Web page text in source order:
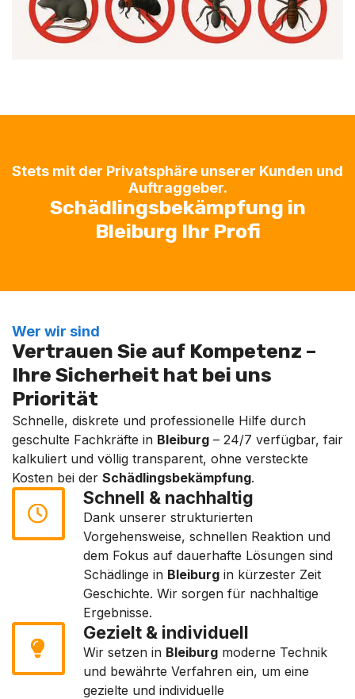
Stets mit der Privatsphäre unserer Kunden und
Auftraggeber.
Schädlingsbekämpfung in
Bleiburg Ihr Profi
Wer wir sind
Vertrauen Sie auf Kompetenz –
Ihre Sicherheit hat bei uns
Priorität
Schnelle, diskrete und professionelle Hilfe durch
geschulte Fachkräfte in Bleiburg – 24/7 verfügbar, fair
kalkuliert und völlig transparent, ohne versteckte
Kosten bei der Schädlingsbekämpfung.
Schnell & nachhaltig
Dank unserer strukturierten
Vorgehensweise, schnellen Reaktion und
dem Fokus auf dauerhafte Lösungen sind
Schädlinge in Bleiburg in kürzester Zeit
Geschichte. Wir sorgen für nachhaltige
Ergebnisse.
Gezielt & individuell
Wir setzen in Bleiburg moderne Technik
und bewährte Verfahren ein, um eine
gezielte und individuelle